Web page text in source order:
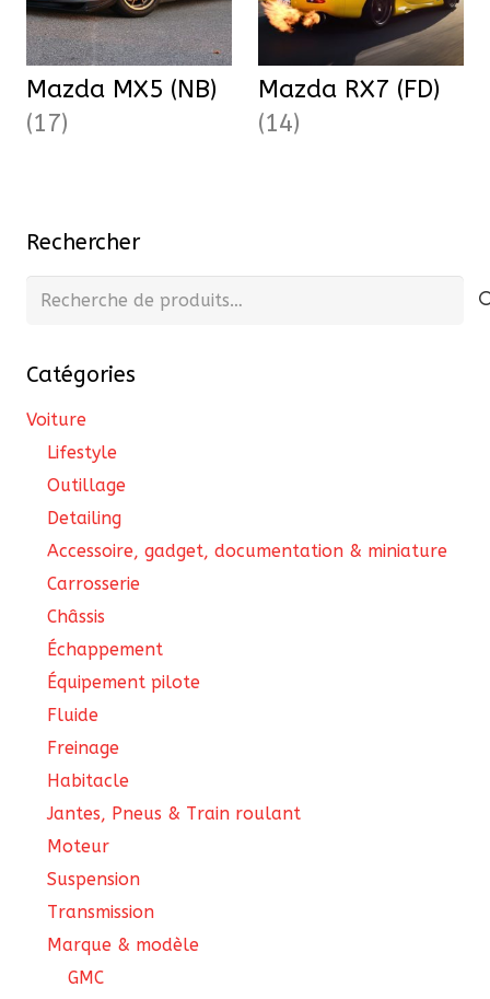
Mazda MX5 (NB)
(17)
Mazda RX7 (FD)
(14)
Rechercher
Recherche
Catégories
Voiture
Lifestyle
Outillage
Detailing
Accessoire, gadget, documentation & miniature
Carrosserie
Châssis
Échappement
Équipement pilote
Fluide
Freinage
Habitacle
Jantes, Pneus & Train roulant
Moteur
Suspension
Transmission
Marque & modèle
GMC